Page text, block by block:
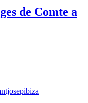
de Comte a